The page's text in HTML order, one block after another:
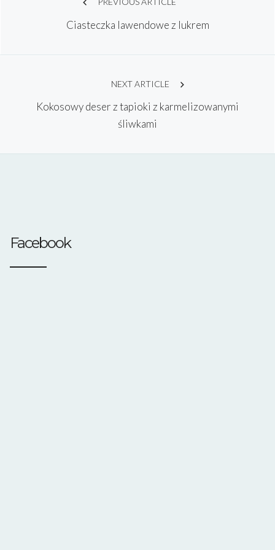
navigationCiasteczka lawendowe z lukrem
NEXT ARTICLE
Kokosowy deser z tapioki z karmelizowanymi
śliwkami
Facebook